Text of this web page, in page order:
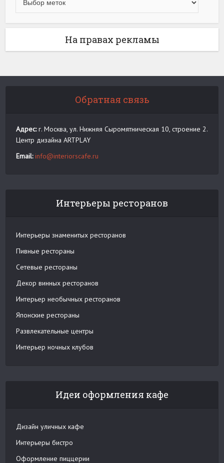
На правах рекламы
Обратная связь
Адрес:г. Москва, ул. Нижняя Сыромятническая 10, строение 2.
Центр дизайна ARTPLAY
Email: info@interiorscafe.ru
Интерьеры ресторанов
Интерьеры знаменитых ресторанов
Пивные рестораны
Сетевые рестораны
Декор винных ресторанов
Интерьер необычных ресторанов
Японские рестораны
Развлекательные центры
Интерьер ночных клубов
Идеи оформления кафе
Дизайн уличных кафе
Интерьеры бистро
Оформление пиццерии